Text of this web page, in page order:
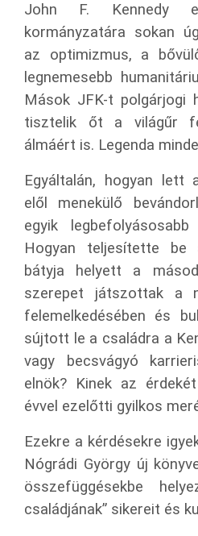
John F. Kennedy
kormányzatára sokan
az optimizmus, a
legnemesebb
Mások JFK-t polgárjogi
tisztelik őt a világűr
álmáért is. Legenda
Egyáltalán, hogyan lett
elől menekülő
egyik legbefolyásosabb
Hogyan teljesítette be
bátyja helyett a
szerepet játszottak a
felemelkedésében és
sújtott le a családra a
vagy becsvágyó
elnök? Kinek az
évvel ezelőtti gyilkos
Ezekre a kérdésekre
Nógrádi György új
összefüggésekbe
családjának” sikereit és